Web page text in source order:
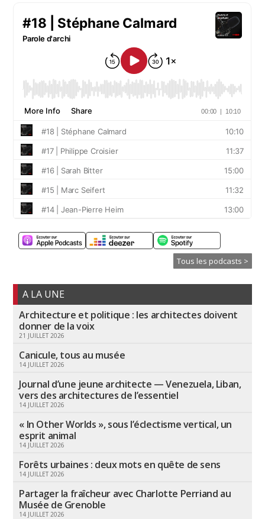
Tous les podcasts >
A LA UNE
Architecture et politique : les architectes doivent
donner de la voix
21 JUILLET 2026
Canicule, tous au musée
14 JUILLET 2026
Journal d’une jeune architecte — Venezuela, Liban,
vers des architectures de l’essentiel
14 JUILLET 2026
« In Other Worlds », sous l’éclectisme vertical, un
esprit animal
14 JUILLET 2026
Forêts urbaines : deux mots en quête de sens
14 JUILLET 2026
Partager la fraîcheur avec Charlotte Perriand au
Musée de Grenoble
14 JUILLET 2026